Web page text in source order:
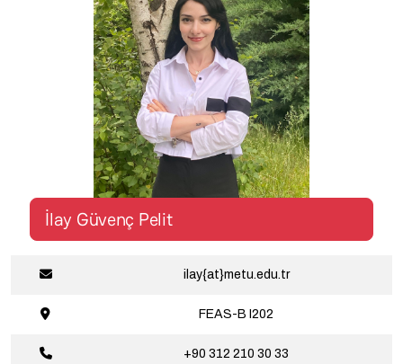
İlay Güvenç Pelit
ilay{at}metu.edu.tr
FEAS-B I202
+90 312 210 30 33